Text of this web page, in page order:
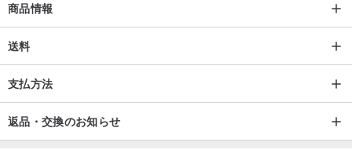
商品情報
送料
支払方法
返品・交換のお知らせ